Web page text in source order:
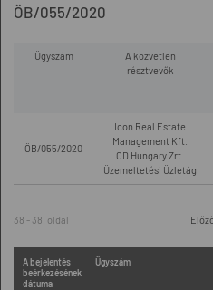
ÖB/055/2020
Ügyszám
A közvetlen
résztvevők
ÖB/055/2020
Icon Real Estate
Management Kft.
CD Hungary Zrt.
Üzemeltetési Üzletág
38 - 38. oldal
A bejelentés
beérkezésének
dátuma
Ügyszám